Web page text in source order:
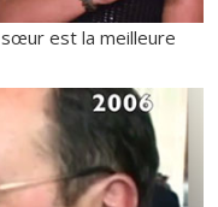
est la meilleure